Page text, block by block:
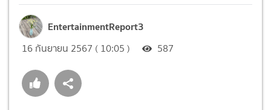
EntertainmentReport3
16 กันยายน 2567 ( 10:05 ) 587